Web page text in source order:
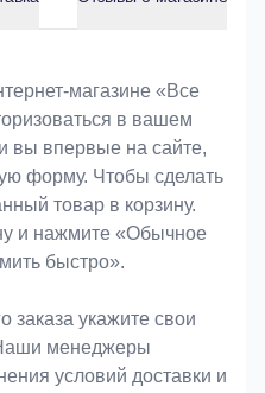
магазине «Bce
в вашем
вы впервые на сайте,
форму. Чтобы сделать
товар в корзину.
и нажмите «Обычное
быстро».
укажите свои
менеджеры
условий доставки и